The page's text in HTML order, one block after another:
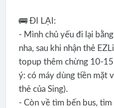
🚌 ĐI LẠI:
- Mình chủ yếu đi lại
nha, sau khi nhận thẻ
topup thêm chừng 10-
ý: có máy dùng tiền mặt
thẻ của Sing).
- Còn về tìm bến bus,